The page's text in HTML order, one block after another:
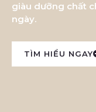
giàu dưỡng chất
ngày.
TÌM HIỂU NGAY